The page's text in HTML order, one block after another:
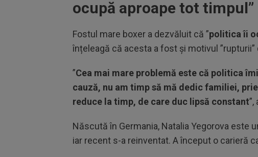
ocupă aproape tot timpul”
Fostul mare boxer a dezvăluit că ”politica îi
înțeleagă că acesta a fost și motivul ”rupturii”
”Cea mai mare problemă este că politica
cauză, nu am timp să mă dedic familiei,
reduce la timp, de care duc lipsă constant
Născută în Germania, Natalia Yegorova este
iar recent s-a reinventat. A început o carieră